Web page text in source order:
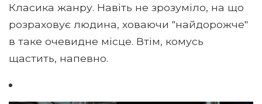
Класика жанру. Навіть не зрозуміло, на що
розраховує людина, ховаючи "найдорожче"
в таке очевидне місце. Втім, комусь
щастить, напевно.